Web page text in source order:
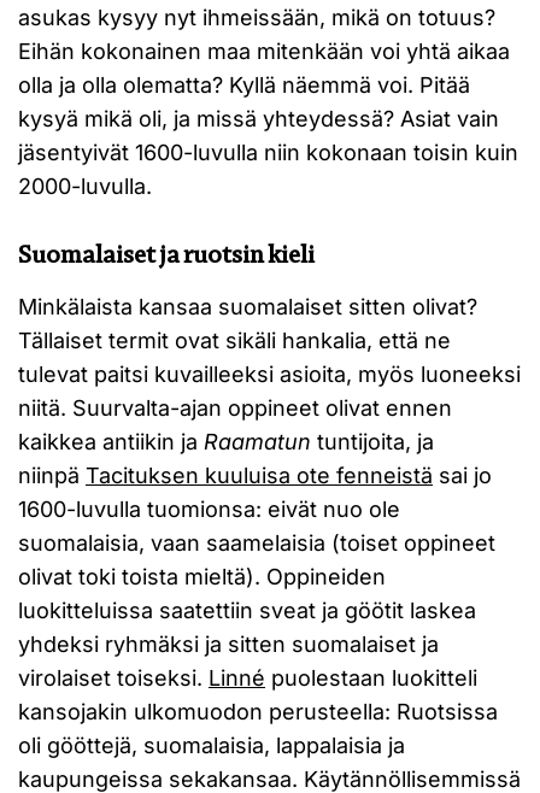
asukas kysyy nyt ihmeissään, mikä on totuus?
Eihän kokonainen maa mitenkään voi yhtä aikaa
olla ja olla olematta? Kyllä näemmä voi. Pitää
kysyä mikä oli, ja missä yhteydessä? Asiat vain
jäsentyivät 1600-luvulla niin kokonaan toisin kuin
2000-luvulla.
Suomalaiset ja ruotsin kieli
Minkälaista kansaa suomalaiset sitten olivat?
Tällaiset termit ovat sikäli hankalia, että ne
tulevat paitsi kuvailleeksi asioita, myös luoneeksi
niitä. Suurvalta-ajan oppineet olivat ennen
kaikkea antiikin ja Raamatun tuntijoita, ja
niinpä Tacituksen kuuluisa ote fenneistä sai jo
1600-luvulla tuomionsa: eivät nuo ole
suomalaisia, vaan saamelaisia (toiset oppineet
olivat toki toista mieltä). Oppineiden
luokitteluissa saatettiin sveat ja göötit laskea
yhdeksi ryhmäksi ja sitten suomalaiset ja
virolaiset toiseksi. Linné puolestaan luokitteli
kansojakin ulkomuodon perusteella: Ruotsissa
oli gööttejä, suomalaisia, lappalaisia ja
kaupungeissa sekakansaa. Käytännöllisemmissä